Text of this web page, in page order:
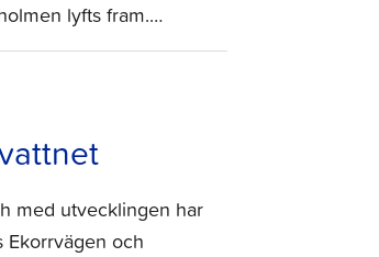
lyfts fram.…
med utvecklingen har
Ekorrvägen och